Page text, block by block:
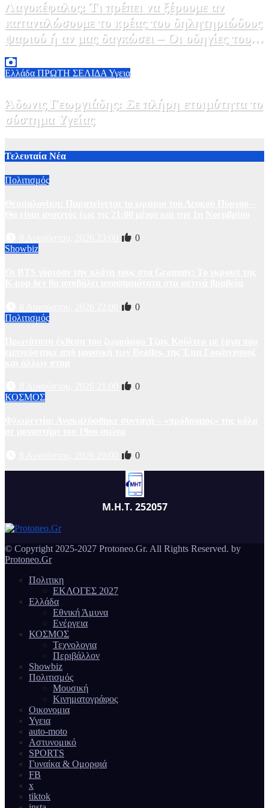
Λαγοκέφαλος: Τι πρέπει να ξέρουμε αν
καταναλώσουμε το κρέας του δηλητηριώδους
ψαριού ή αν μας δαγκώσει – Οι οδηγίες του
ΕΟΔΥ
Ελλάδα ΠΡΩΤΗ ΣΕΛΙΔΑ Υγεια
Άδωνις Γεωργιάδης: Σε πλήρη ετοιμότητα το
σύστημα Υγείας
Τελευταία Νέα
Πολιτισμός
0
Showbiz
0
Πολιτισμός
0
ΚΟΣΜΟΣ
0
Μ.Η.Τ. 252057
© Copyright 2025-2027 Protoneo.Gr. All Rights Reserved. by
Protoneo.Gr
Πολιτικη
ΕΚΛΟΓΕΣ 2027
Ελλάδα
Εθνική Άμυνα
Ενέργεια
ΚΟΣΜΟΣ
Τεχνολογια
Περιβάλλον
Showbiz
Πολιτισμός
Μουσική
Κινηματογράφος
Οικονομια
Υγεια
auto-moto
Αστυνομικό
SPORTS
Γυναίκα & Ομορφιά
FB
x
tiktok